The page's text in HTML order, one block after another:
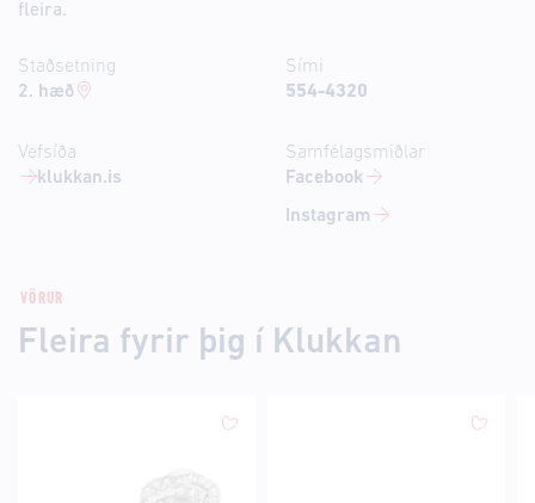
fleira.
Staðsetning
2. hæð
Vefsíða
klukkan.is
Sími
554-4320
Samfélagsmiðlar
Facebook
Instagram
VÖRUR
Fleira fyrir þig í Klukkan